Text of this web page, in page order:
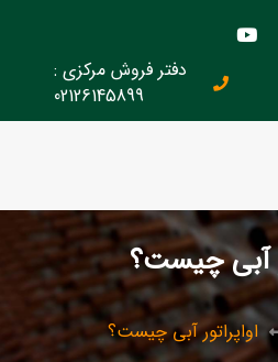
دفتر فروش مرکزی :
02126145899
آبی چیست؟
اواپراتور آبی چیست؟